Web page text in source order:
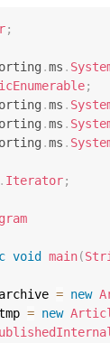
;
.ms .
;
.ms .
.ms .
.ms .
. Iterator;
void main(
= new
= new